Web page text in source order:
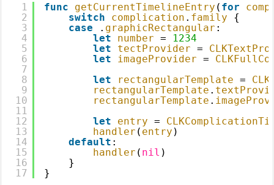
1
2
3
4
5
6
7
8
9
10
11
12
13
14
15
16
17
func getCurrentTimelineEntry ( for
switch
complication . family
{
case
. graphicRectangular :
let
number =
1234
let
tectProvider =
let
imageProvider =
let
rectangularTemplate =
rectangularTemplate .
rectangularTemplate .
let
entry =
handler ( entry )
default :
handler ( nil )
}
}